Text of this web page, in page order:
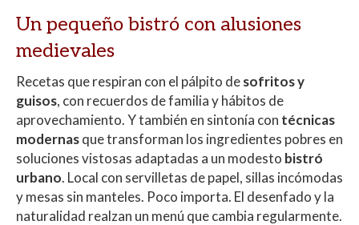
Un pequeño bistró con alusiones
medievales
Recetas que respiran con el pálpito desofritos y
guisos, con recuerdos de familia y hábitos de
aprovechamiento. Y también en sintonía con técnicas
modernasque transforman los ingredientes pobres en
soluciones vistosas adaptadas a un modesto bistró
urbano. Local con servilletas de papel, sillas incómodas
y mesas sin manteles. Poco importa. El desenfado y la
naturalidad realzan un menú que cambia regularmente.